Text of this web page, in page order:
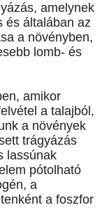
amelynek
és általában az
a növényben,
lomb- és
amikor
a talajból,
a növények
trágyázás
lassúnak
pótolható
a
a foszfor